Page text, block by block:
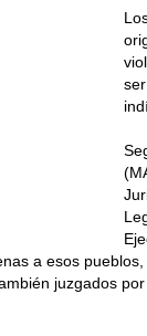
a esos
juzgados